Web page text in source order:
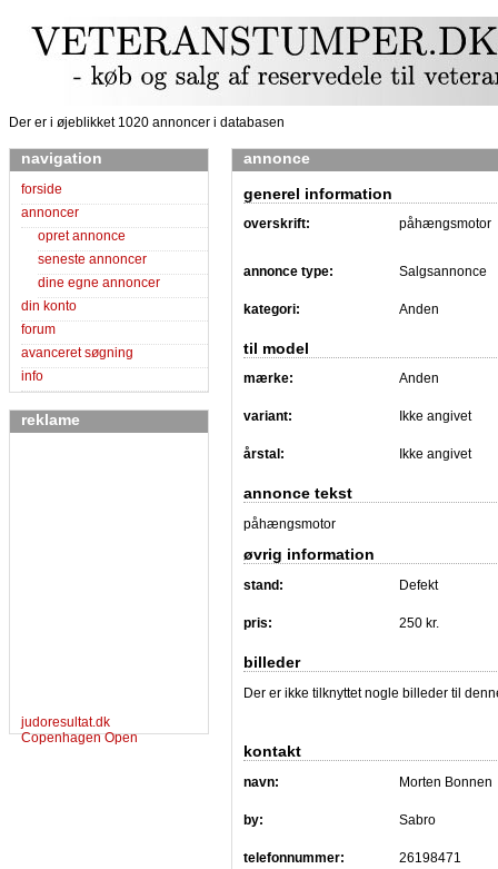
Der er i øjeblikket 1020 annoncer i databasen
navigation
forside
annoncer
opret annonce
seneste annoncer
dine egne annoncer
din konto
forum
avanceret søgning
info
reklame
judoresultat.dk
Copenhagen Open
annonce
generel information
overskrift: påhængsmotor
annonce type: Salgsannonce
kategori: Anden
til model
mærke: Anden
variant: Ikke angivet
årstal: Ikke angivet
annonce tekst
påhængsmotor
øvrig information
stand: Defekt
pris: 250 kr.
billeder
Der er ikke tilknyttet nogle billeder til
kontakt
navn: Morten Bonnen
by: Sabro
telefonnummer: 26198471